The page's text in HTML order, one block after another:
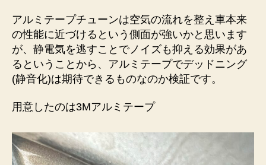
アルミテープチューンは空気の流れを整え車本来
の性能に近づけるという側面が強いかと思います
が、静電気を逃すことでノイズも抑える効果があ
るということから、アルミテープでデッドニング
(静音化)は期待できるものなのか検証です。
用意したのは3Mアルミテープ